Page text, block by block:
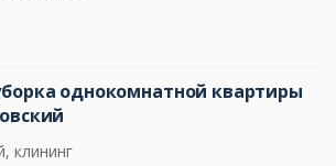
однокомнатной квартиры
клининг